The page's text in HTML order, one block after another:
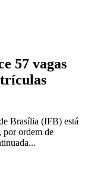
57 vagas
Brasília (IFB) está
por ordem de